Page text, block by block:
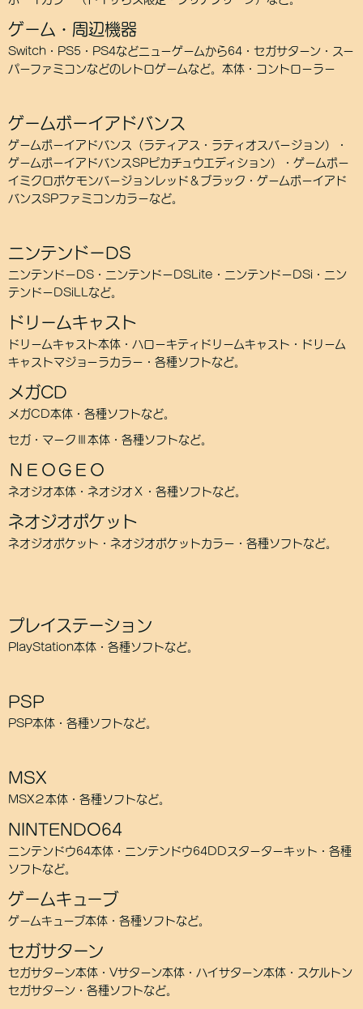
ゲーム・周辺機器
Switch・PS5・PS4などニューゲームから64・セガサターン・スー
パーファミコンなどのレトロゲームなど。本体・コントローラー
ゲームボーイアドバンス
ゲームボーイアドバンス（ラティアス・ラティオスバージョン）・
ゲームボーイアドバンスSPピカチュウエディション）・ゲームボー
イミクロポケモンバージョンレッド＆ブラック・ゲームボーイアド
バンスSPファミコンカラーなど。
ニンテンドーDS
ニンテンドーDS・ニンテンドーDSLite・ニンテンドーDSi・ニン
テンドーDSiLLなど。
ドリームキャスト
ドリームキャスト本体・ハローキティドリームキャスト・ドリーム
キャストマジョーラカラー・各種ソフトなど。
メガCD
メガCD本体・各種ソフトなど。
セガ・マークⅢ本体・各種ソフトなど。
ＮＥＯＧＥＯ
ネオジオ本体・ネオジオＸ・各種ソフトなど。
ネオジオポケット
ネオジオポケット・ネオジオポケットカラー・各種ソフトなど。
プレイステーション
PlayStation本体・各種ソフトなど。
PSP
PSP本体・各種ソフトなど。
MSX
MSX２本体・各種ソフトなど。
NINTENDO64
ニンテンドウ64本体・ニンテンドウ64DDスターターキット・各種
ソフトなど。
ゲームキューブ
ゲームキューブ本体・各種ソフトなど。
セガサターン
セガサターン本体・Vサターン本体・ハイサターン本体・スケルトン
セガサターン・各種ソフトなど。